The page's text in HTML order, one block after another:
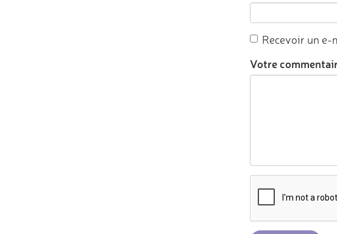
Recevoir un e-
Votre